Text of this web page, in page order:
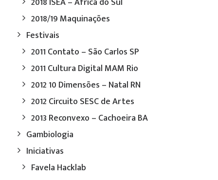
2018/19 Maquinações
Festivais
2011 Contato – São Carlos SP
2011 Cultura Digital MAM Rio
2012 10 Dimensões – Natal RN
2012 Circuito SESC de Artes
2013 Reconvexo – Cachoeira BA
Gambiologia
Iniciativas
Favela Hacklab